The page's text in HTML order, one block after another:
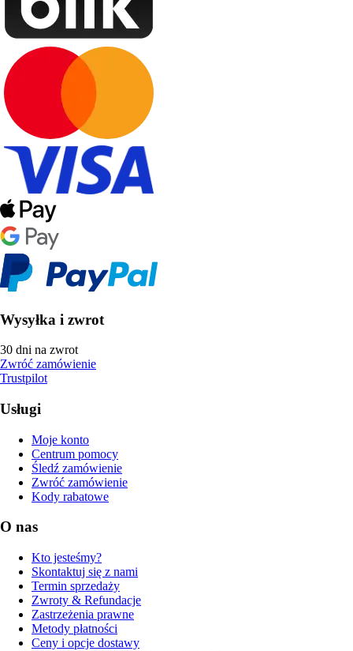
Wysyłka i zwrot
30 dni na zwrot
Zwróć zamówienie
Trustpilot
Usługi
Moje konto
Centrum pomocy
Śledź zamówienie
Zwróć zamówienie
Kody rabatowe
O nas
Kto jesteśmy?
Skontaktuj się z nami
Termin sprzedaży
Zwroty & Refundacje
Zastrzeżenia prawne
Metody płatności
Ceny i opcje dostawy